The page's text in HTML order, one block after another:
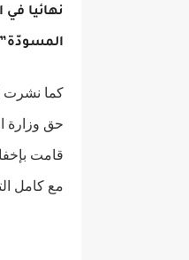
نهائيا في
كما نشرت
حق وزارة
قامت
مع كامل